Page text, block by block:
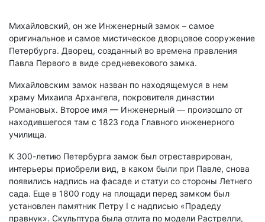
Михайловский, он же Инженерный замок – самое
оригинальное и самое мистическое дворцовое сооружение
Петербурга. Дворец, созданный во времена правления
Павла Первого в виде средневекового замка.
Михайловским замок назван по находящемуся в нем
храму Михаила Архангела, покровителя династии
Романовых. Второе имя — Инженерный — произошло от
находившегося там с 1823 года Главного инженерного
училища.
К 300-летию Петербурга замок был отреставрирован,
интерьеры приобрели вид, в каком были при Павле, снова
появились надпись на фасаде и статуи со стороны Летнего
сада. Еще в 1800 году на площади перед замком был
установлен памятник Петру I с надписью «Прадеду
правнук». Скульптура была отлита по модели Растрелли,